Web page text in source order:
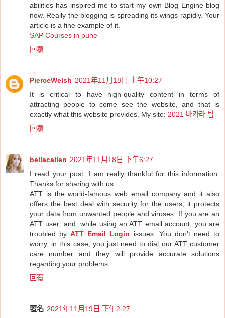
abilities has inspired me to start my own Blog Engine blog
now. Really the blogging is spreading its wings rapidly. Your
article is a fine example of it.
SAP Courses in pune
回覆
PierceWelsh 2021年11月18日 上午10:27
It is critical to have high-quality content in terms of
attracting people to come see the website, and that is
exactly what this website provides. My site: 2021 바카라 팁
回覆
bellacallen 2021年11月18日 下午6:27
I read your post. I am really thankful for this information.
Thanks for sharing with us.
ATT is the world-famous web email company and it also
offers the best deal with security for the users, it protects
your data from unwanted people and viruses. If you are an
ATT user, and, while using an ATT email account, you are
troubled byATT Email Login issues. You don't need to
worry, in this case, you just need to dial our ATT customer
care number and they will provide accurate solutions
regarding your problems.
回覆
匿名 2021年11月19日 下午2:27